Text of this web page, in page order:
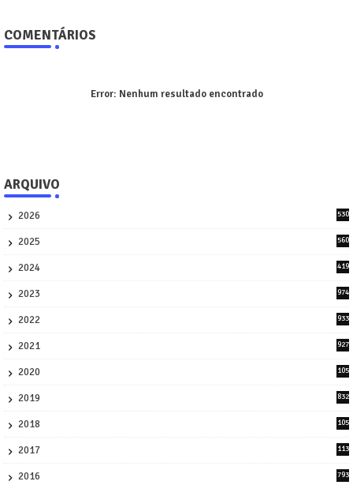
COMENTÁRIOS
Error: Nenhum resultado encontrado
ARQUIVO
2026
530
2025
560
2024
419
2023
974
2022
933
2021
927
2020
105
2019
832
2018
105
2017
113
2016
793